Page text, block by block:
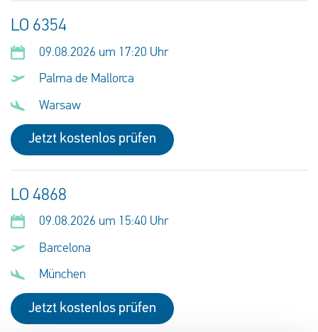
LO 6354
09.08.2026 um 17:20 Uhr
Palma de Mallorca
Warsaw
Jetzt kostenlos prüfen
LO 4868
09.08.2026 um 15:40 Uhr
Barcelona
München
Jetzt kostenlos prüfen